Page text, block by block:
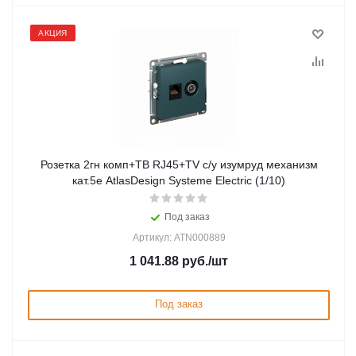
АКЦИЯ
Розетка 2гн комп+ТВ RJ45+TV с/у изумруд механизм
кат.5е AtlasDesign Systeme Electric (1/10)
Под заказ
Артикул: ATN000889
1 041.88 руб./шт
Под заказ